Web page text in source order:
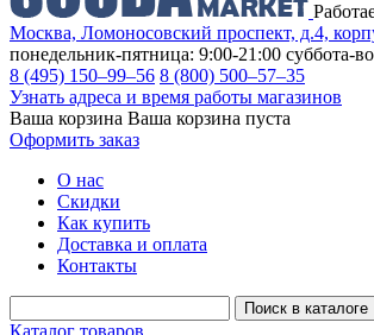
Москва, Ломоносовский проспект, д.4,
понедельник-пятница: 9:00-21:00 суббота-
8 (495) 150–99–56 8 (800) 500–57–35
Узнать адреса и время работы магазинов
Ваша корзина Ваша корзина пуста
Оформить заказ
О нас
Скидки
Как купить
Доставка и оплата
Контакты
Каталог товаров